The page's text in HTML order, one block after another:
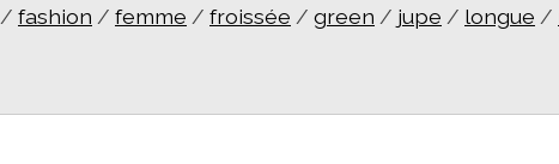
/ fashion / femme / froissée / green / jupe / longue /